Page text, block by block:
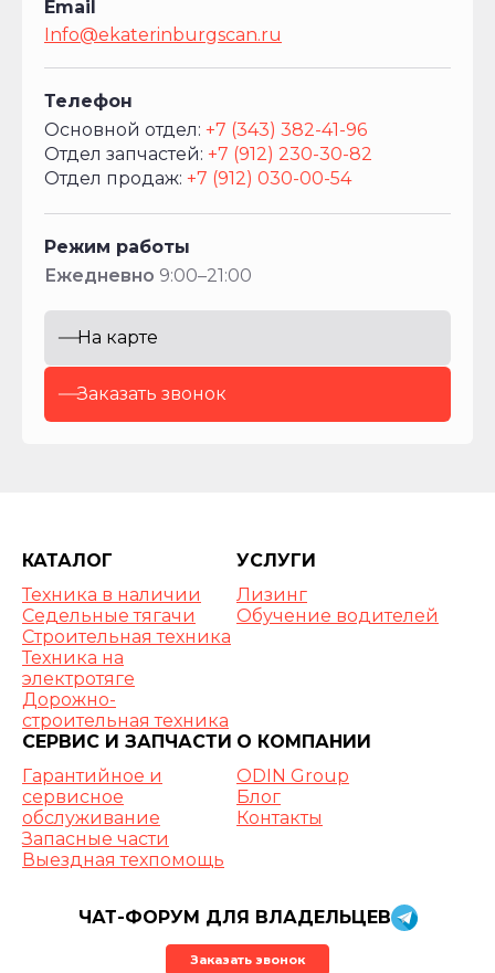
2
000+3
600+1
400
Габаритные
размеры
(ДхШхВ),
мм
200×2
Email
Info@ekaterinburgscan.ru
Телефон
Основной отдел: +7 (343) 382-41-96
Отдел запчастей: +7 (912) 230-30-82
Отдел продаж: +7 (912) 030-00-54
Режим работы
Ежедневно 9:00–21:00
На карте
Заказать звонок
КАТАЛОГ
Техника в наличии
Седельные тягачи
Строительная техника
Техника на
электротяге
Дорожно-
строительная техника
УСЛУГИ
Лизинг
Обучение водителей
СЕРВИС И ЗАПЧАСТИ
Гарантийное и
сервисное
обслуживание
Запасные части
Выездная техпомощь
О КОМПАНИИ
ODIN Group
Блог
Контакты
ЧАТ-ФОРУМ ДЛЯ ВЛАДЕЛЬЦЕВ
Заказать звонок